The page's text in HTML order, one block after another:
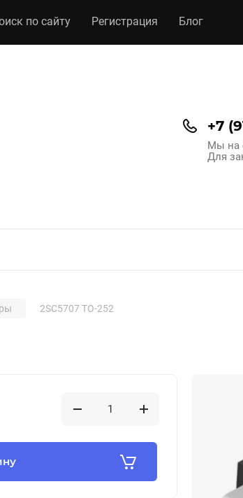
по сайту Регистрация Блог
+7
Мы на
Для
2SC5707 TO-252